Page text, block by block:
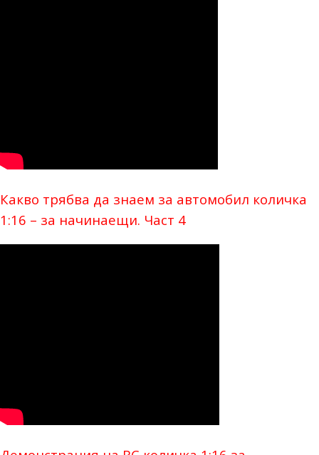
Какво трябва да знаем за автомобил количка
1:16 – за начинаещи. Част 4